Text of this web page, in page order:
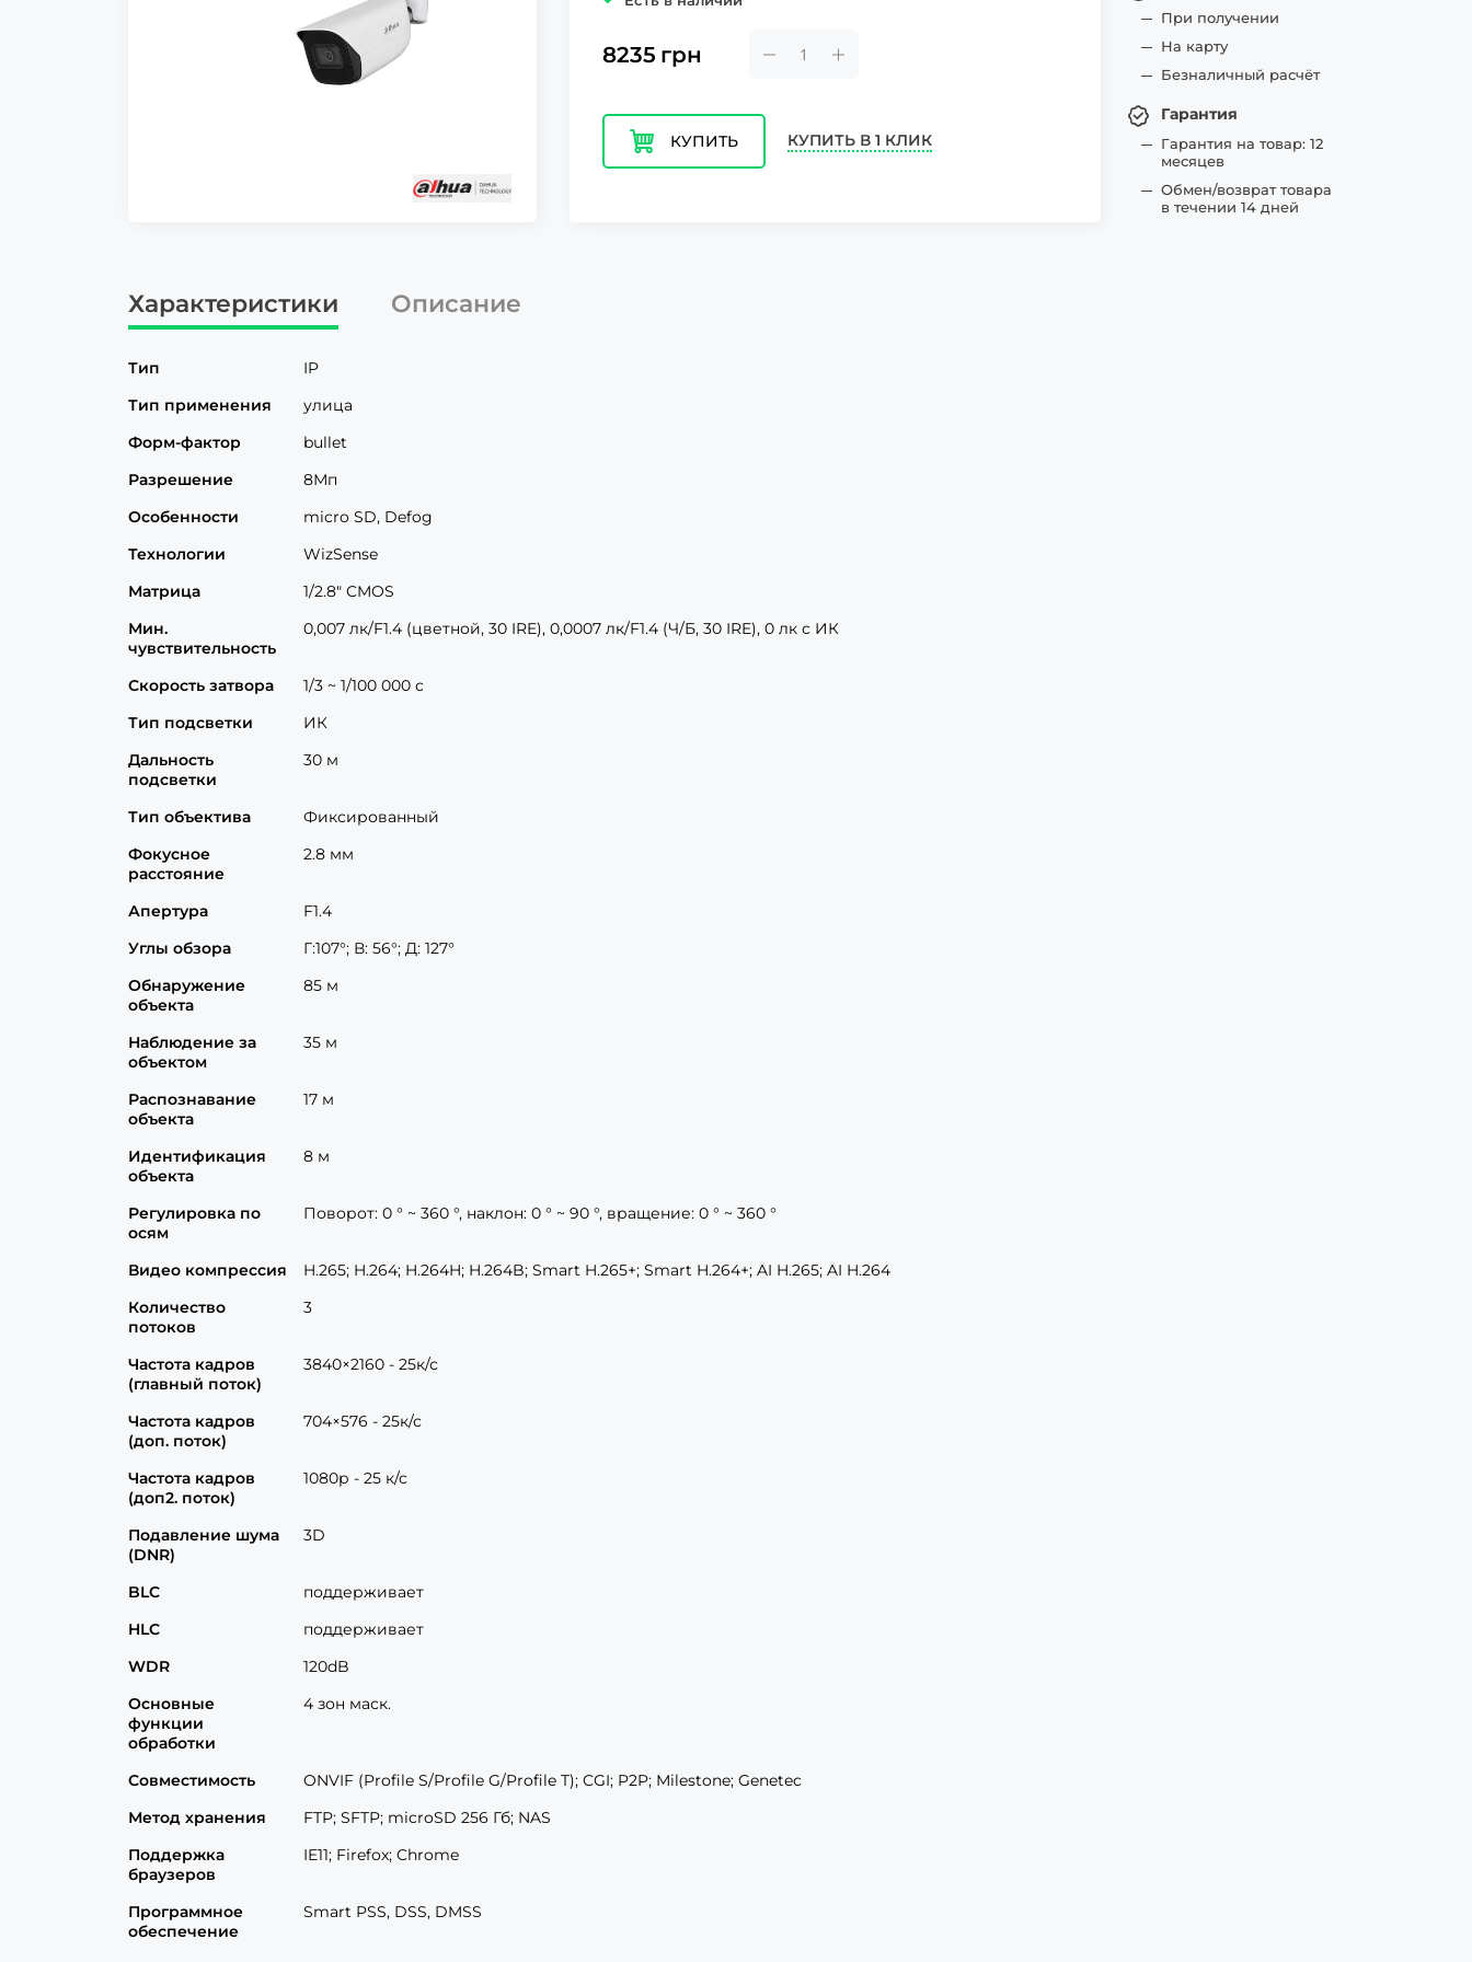
8235 грн
КУПИТЬ КУПИТЬ В 1 КЛИК
При получении
На карту
Безналичный расчёт
Гарантия
Гарантия на товар: 12
месяцев
Обмен/возврат товара
в течении 14 дней
Характеристики Описание
Тип
IP
Тип применения
улица
Форм-фактор
bullet
Разрешение
8Мп
Особенности
micro SD, Defog
Технологии
WizSense
Матрица
1/2.8" CMOS
Мин.
чувствительность
0,007 лк/F1.4 (цветной, 30 IRE), 0,0007 лк/F1.4 (Ч/Б, 30 IRE), 0 лк с ИК
Скорость затвора
1/3 ~ 1/100 000 с
Тип подсветки
ИК
Дальность
подсветки
30 м
Тип объектива
Фиксированный
Фокусное
расстояние
2.8 мм
Апертура
F1.4
Углы обзора
Г:107°; В: 56°; Д: 127°
Обнаружение
объекта
85 м
Наблюдение за
объектом
35 м
Распознавание
объекта
17 м
Идентификация
объекта
8 м
Регулировка по
осям
Поворот: 0 ° ~ 360 °, наклон: 0 ° ~ 90 °, вращение: 0 ° ~ 360 °
Видео компрессия
H.265; H.264; H.264H; H.264B; Smart H.265+; Smart H.264+; AI H.265; AI H.264
Количество
потоков
3
Частота кадров
(главный поток)
3840×2160 - 25к/с
Частота кадров
(доп. поток)
704×576 - 25к/с
Частота кадров
(доп2. поток)
1080р - 25 к/с
Подавление шума
(DNR)
3D
BLC
поддерживает
HLC
поддерживает
WDR
120dB
Основные
функции
обработки
4 зон маск.
Совместимость
ONVIF (Profile S/Profile G/Profile T); CGI; P2P; Milestone; Genetec
Метод хранения
FTP; SFTP; microSD 256 Гб; NAS
Поддержка
браузеров
IE11; Firefox; Chrome
Программное
обеспечение
Smart PSS, DSS, DMSS